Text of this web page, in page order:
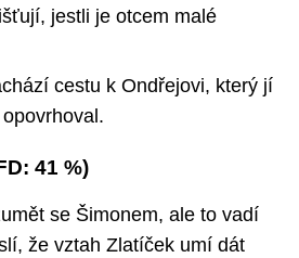
jestli je otcem malé
cestu k Ondřejovi, který jí
41 %)
se Šimonem, ale to vadí
že vztah Zlatíček umí dát